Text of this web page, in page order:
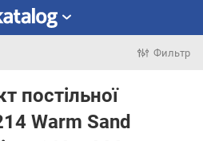
Фильтр
постільної
Warm Sand